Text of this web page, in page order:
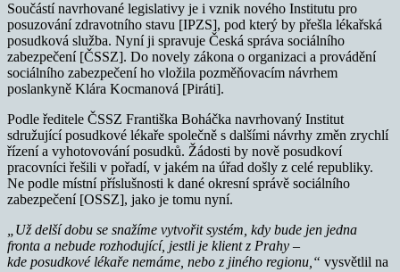
Součástí navrhované legislativy je i vznik nového Institutu pro
posuzování zdravotního stavu [IPZS], pod který by přešla lékařská
posudková služba. Nyní ji spravuje Česká správa sociálního
zabezpečení [ČSSZ]. Do novely zákona o organizaci a provádění
sociálního zabezpečení ho vložila pozměňovacím návrhem
poslankyně Klára Kocmanová [Piráti].
Podle ředitele ČSSZ Františka Boháčka navrhovaný Institut
sdružující posudkové lékaře společně s dalšími návrhy změn zrychlí
řízení a vyhotovování posudků. Žádosti by nově posudkoví
pracovníci řešili v pořadí, v jakém na úřad došly z celé republiky.
Ne podle místní příslušnosti k dané okresní správě sociálního
zabezpečení [OSSZ], jako je tomu nyní.
„Už delší dobu se snažíme vytvořit systém, kdy bude jen jedna
fronta a nebude rozhodující, jestli je klient z Prahy –
kde posudkové lékaře nemáme, nebo z jiného regionu,“ vysvětlil na